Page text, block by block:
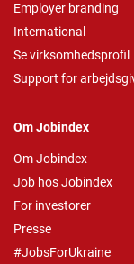
Employer branding
International
Se virksomhedsprofil
Support for
Om Jobindex
Om Jobindex
Job hos Jobindex
For investorer
Presse
#JobsForUkraine